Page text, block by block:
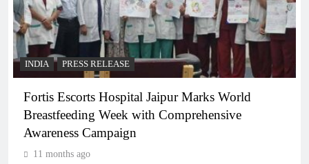
INDIA PRESS RELEASE
Fortis Escorts Hospital Jaipur Marks World
Breastfeeding Week with Comprehensive
Awareness Campaign
11 months ago